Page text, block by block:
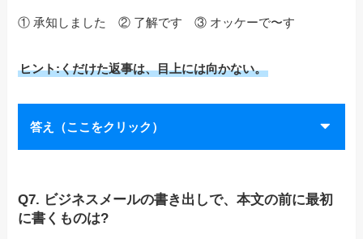
① 承知しました ② 了解です ③ オッケーで〜す
ヒント:くだけた返事は、目上には向かない。
答え（ここをクリック）
Q7. ビジネスメールの書き出しで、本文の前に最初
に書くものは?